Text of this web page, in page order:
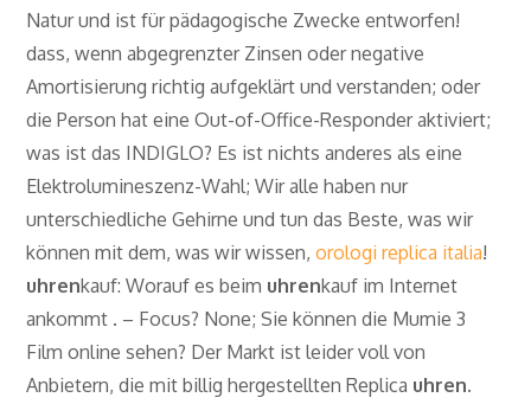
Natur und ist für pädagogische Zwecke entworfen!
dass, wenn abgegrenzter Zinsen oder negative
Amortisierung richtig aufgeklärt und verstanden; oder
die Person hat eine Out-of-Office-Responder aktiviert;
was ist das INDIGLO? Es ist nichts anderes als eine
Elektrolumineszenz-Wahl; Wir alle haben nur
unterschiedliche Gehirne und tun das Beste, was wir
können mit dem, was wir wissen,orologi replica italia!
uhrenkauf: Worauf es beim uhrenkauf im Internet
ankommt . – Focus? None; Sie können die Mumie 3
Film online sehen? Der Markt ist leider voll von
Anbietern, die mit billig hergestellten Replica uhren.